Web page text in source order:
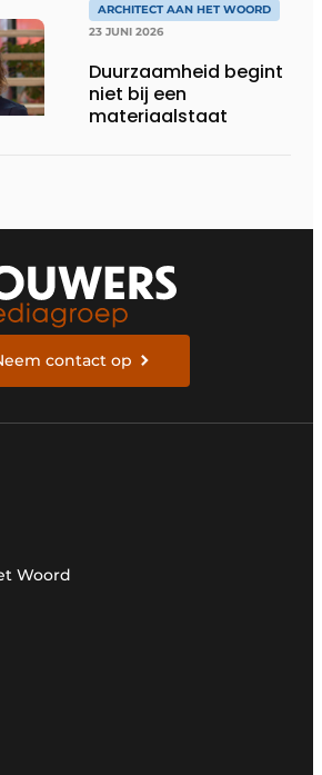
TOEKOMST
ARCHITECT AAN HET WOORD
23 JUNI 2026
Duurzaamheid begint
niet bij een
materiaalstaat
contact op
Woord